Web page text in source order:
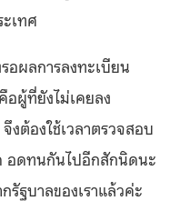
เทศ
อผลการลงทะเบียน
ผู้ที่ยังไม่เคยลง
ต้องใช้เวลาตรวจสอบ
อดทนกันไปอีกสักนิดนะ
รัฐบาลของเราแล้วค่ะ